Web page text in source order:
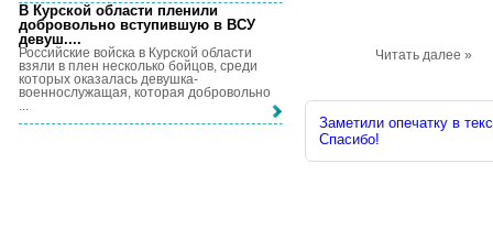
Читать далее »
Заметили опечатку в
Спасибо!
В Курской области пленили
добровольно вступившую в ВСУ
девуш....
Российские войска в Курской области
взяли в плен несколько бойцов, среди
которых оказалась девушка-
военнослужащая, которая добровольно
...